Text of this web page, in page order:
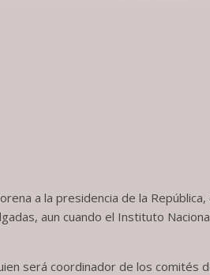
a la presidencia de la
aun cuando el Instituto
será coordinador de los